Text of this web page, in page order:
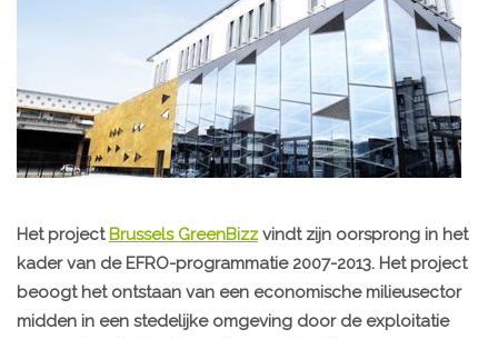
Het project Brussels GreenBizzvindt zijn oorsprong in het
kader van de EFRO-programmatie 2007-2013. Het project
beoogt het ontstaan van een economische milieusector
midden in een stedelijke omgeving door de exploitatie